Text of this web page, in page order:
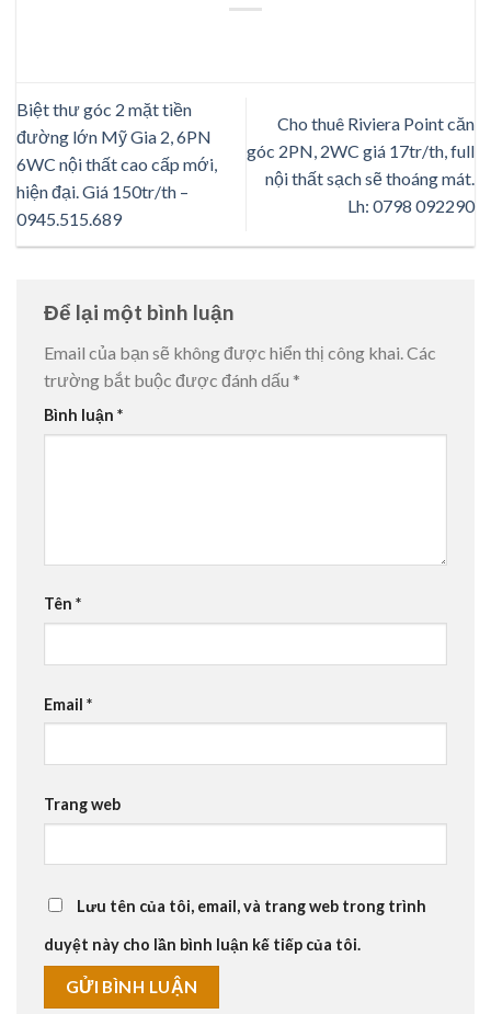
Biệt thư góc 2 mặt tiền
đường lớn Mỹ Gia 2, 6PN
6WC nội thất cao cấp mới,
hiện đại. Giá 150tr/th –
0945.515.689
Cho thuê Riviera Point căn
góc 2PN, 2WC giá 17tr/th, full
nội thất sạch sẽ thoáng mát.
Lh: 0798 092290
Để lại một bình luận
Email của bạn sẽ không được hiển thị công khai.Các
trường bắt buộc được đánh dấu *
Bình luận *
Tên *
Email *
Trang web
Lưu tên của tôi, email, và trang web trong trình
duyệt này cho lần bình luận kế tiếp của tôi.